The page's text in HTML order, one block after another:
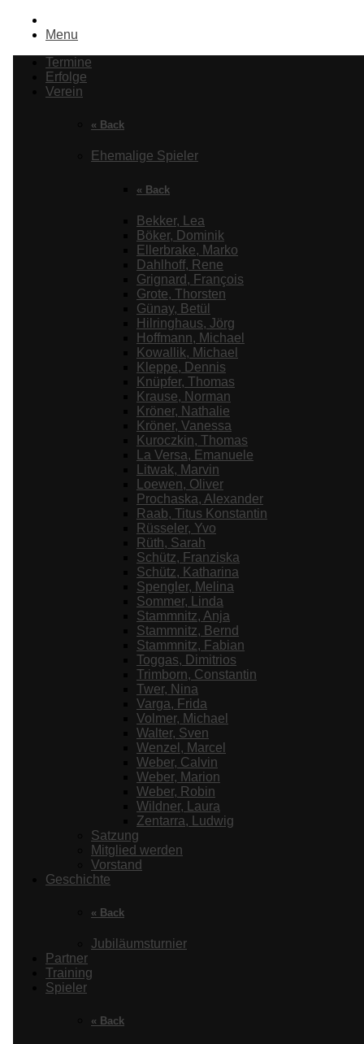
Menu
Termine
Erfolge
Verein
« Back
Ehemalige Spieler
« Back
Bekker, Lea
Böker, Dominik
Ellerbrake, Marko
Dahlhoff, Rene
Grignard, François
Grote, Thorsten
Günay, Betül
Hilringhaus, Jörg
Hoffmann, Michael
Kowallik, Michael
Kleppe, Dennis
Knüpfer, Thomas
Krause, Norman
Kröner, Nathalie
Kröner, Vanessa
Kuroczkin, Thomas
La Versa, Emanuele
Litwak, Marvin
Loewen, Oliver
Prochaska, Alexander
Raab, Titus Konstantin
Rüsseler, Yvo
Rüth, Sarah
Schütz, Franziska
Schütz, Katharina
Spengler, Melina
Sommer, Linda
Stammnitz, Anja
Stammnitz, Bernd
Stammnitz, Fabian
Toggas, Dimitrios
Trimborn, Constantin
Twer, Nina
Varga, Frida
Volmer, Michael
Walter, Sven
Wenzel, Marcel
Weber, Calvin
Weber, Marion
Weber, Robin
Wildner, Laura
Zentarra, Ludwig
Satzung
Mitglied werden
Vorstand
Geschichte
« Back
Jubiläumsturnier
Partner
Training
Spieler
« Back